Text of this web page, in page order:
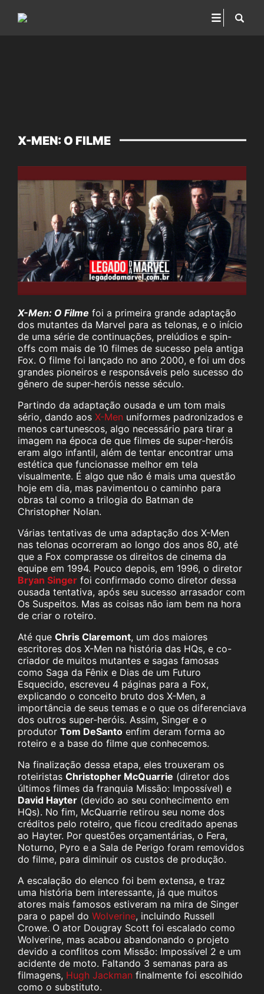
X-MEN: O FILME
X-Men: O Filme foi a primeira grande adaptação
dos mutantes da Marvel para as telonas, e o início
de uma série de continuações, prelúdios e spin-
offs com mais de 10 filmes de sucesso pela antiga
Fox. O filme foi lançado no ano 2000, e foi um dos
grandes pioneiros e responsáveis pelo sucesso do
gênero de super-heróis nesse século.
Partindo da adaptação ousada e um tom mais
sério, dando aos X-Men uniformes padronizados e
menos cartunescos, algo necessário para tirar a
imagem na época de que filmes de super-heróis
eram algo infantil, além de tentar encontrar uma
estética que funcionasse melhor em tela
visualmente. É algo que não é mais uma questão
hoje em dia, mas pavimentou o caminho para
obras tal como a trilogia do Batman de
Christopher Nolan.
Várias tentativas de uma adaptação dos X-Men
nas telonas ocorreram ao longo dos anos 80, até
que a Fox comprasse os direitos de cinema da
equipe em 1994. Pouco depois, em 1996, o diretor
Bryan Singer foi confirmado como diretor dessa
ousada tentativa, após seu sucesso arrasador com
Os Suspeitos. Mas as coisas não iam bem na hora
de criar o roteiro.
Até que Chris Claremont, um dos maiores
escritores dos X-Men na história das HQs, e co-
criador de muitos mutantes e sagas famosas
como Saga da Fênix e Dias de um Futuro
Esquecido, escreveu 4 páginas para a Fox,
explicando o conceito bruto dos X-Men, a
importância de seus temas e o que os diferenciava
dos outros super-heróis. Assim, Singer e o
produtor Tom DeSanto enfim deram forma ao
roteiro e a base do filme que conhecemos.
Na finalização dessa etapa, eles trouxeram os
roteiristas Christopher McQuarrie (diretor dos
últimos filmes da franquia Missão: Impossível) e
David Hayter (devido ao seu conhecimento em
HQs). No fim, McQuarrie retirou seu nome dos
créditos pelo roteiro, que ficou creditado apenas
ao Hayter. Por questões orçamentárias, o Fera,
Noturno, Pyro e a Sala de Perigo foram removidos
do filme, para diminuir os custos de produção.
A escalação do elenco foi bem extensa, e traz
uma história bem interessante, já que muitos
atores mais famosos estiveram na mira de Singer
para o papel do Wolverine, incluindo Russell
Crowe. O ator Dougray Scott foi escalado como
Wolverine, mas acabou abandonando o projeto
devido a conflitos com Missão: Impossível 2 e um
acidente de moto. Faltando 3 semanas para as
filmagens, Hugh Jackman finalmente foi escolhido
como o substituto.